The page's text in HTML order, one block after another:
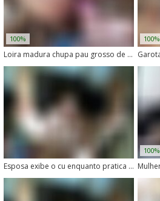
100%
Loira madura chupa pau grosso de cachorro com safadeza
100%
Esposa exibe o cu enquanto pratica sexo com animais
100%